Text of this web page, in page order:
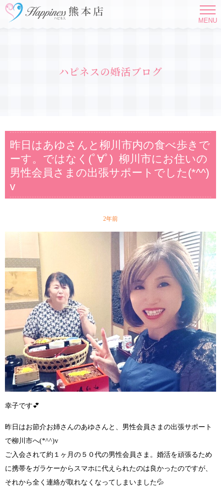
MENU
ハピネスの婚活ブログ
昨日はあゆさんと柳川市内の食べ歩きで
ーす。ではなく(ﾟ∀ﾟ) 柳川市にお住いの
男性会員さまの出張サポートでした(*^^)
v
2年前
幸子です💕
昨日はお節介お姉さんのあゆさんと、 男性会員さまの出張サポート
で柳川市へ(*^^)v
ご入会されて約１ヶ月の５０代の男性会員さま。婚活を頑張るため
に携帯をガラケーからスマホに代えられたのは良かったのですが、
それから全く連絡が取れなくなってしまいました💦